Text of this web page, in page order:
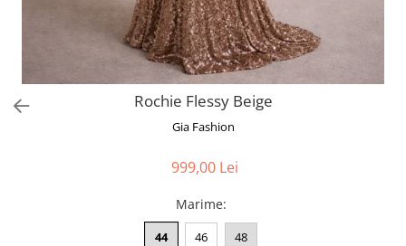
Fuste
Rochie Flessy Beige
Gia Fashion
999,00 Lei
Marime:
44 46 48